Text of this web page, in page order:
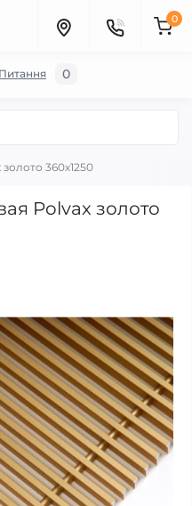
0
360х1250
Polvax золото
Питання 0